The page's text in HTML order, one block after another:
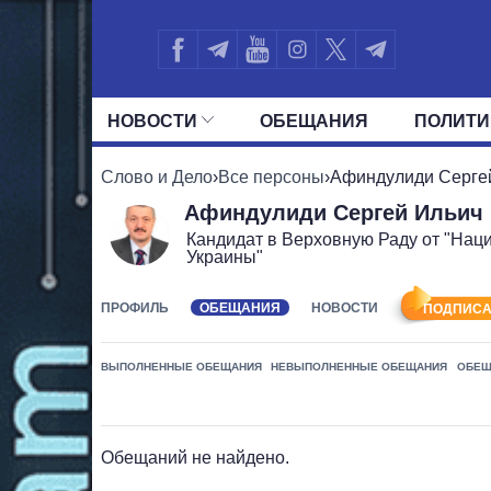
НОВОСТИ ОБЕЩАНИЯ
ВСЕ ПОЛИТИКИ ПРЕЗИДЕНТ И
Слово и Дело›Все персоны›Афиндулиди
Афиндулиди Сергей Ильич
Кандидат в Верховную Раду от
Украины"
ПРОФИЛЬ ОБЕЩАНИЯ НОВОСТИ
ВЫПОЛНЕННЫЕ ОБЕЩАНИЯ НЕВЫПОЛНЕННЫЕ ОБЕЩАНИЯ
Обещаний не найдено.